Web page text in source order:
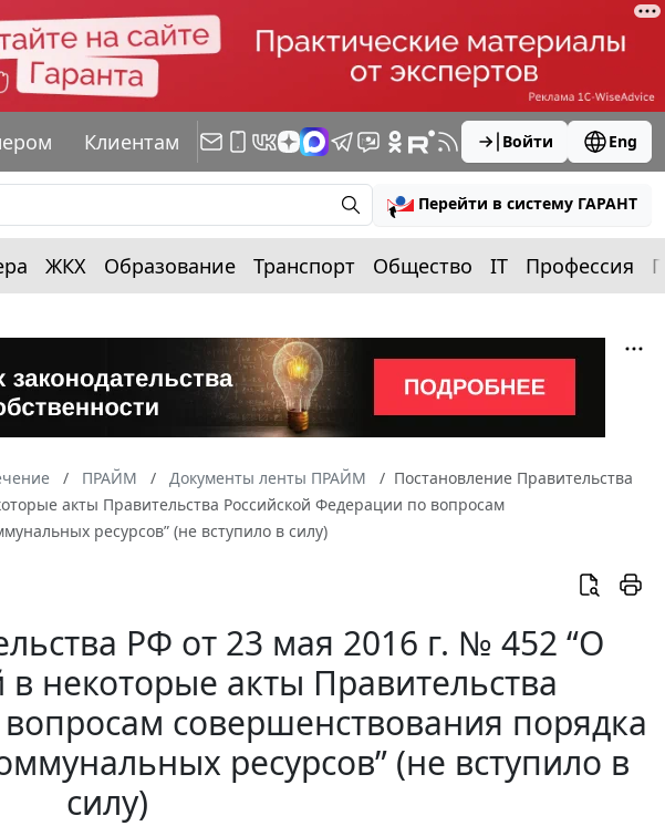
Клиентам Войти Eng
Перейти в систему ГАРАНТ
ЖКХ Образование Транспорт Общество IT Профессия
ПРАЙМ Документы ленты ПРАЙМ
Постановление Правительства
акты Правительства Российской Федерации по вопросам
ресурсов” (не вступило в силу)
РФ от 23 мая 2016 г. № 452 “О
некоторые акты Правительства
совершенствования порядка
ресурсов” (не вступило в
силу)